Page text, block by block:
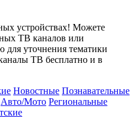
устройствах! Можете
ТВ каналов или
для уточнения тематики
ТВ бесплатно и в
Новостные Познавательные
Авто/Мото Региональные